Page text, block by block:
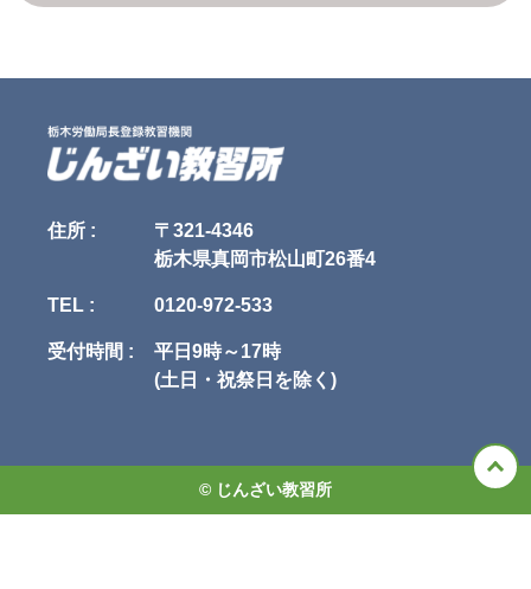
ます。
1.人の生命、身体または財産の保護のために必要がある場合であって、本
人の同意を得ることが困難であるとき
2.公衆衛生の向上または児童の健全な育成の推進のために特に必要がある
3.国の機関もしくは地方公共団体またはその委託を受けた者が法令の定め
る事務を遂行することに対して協力する必要がある場合であって、本人の
同意を得ることにより当該事務の遂行に支障を及ぼすおそれがあるとき
届出をしたとき
2.第三者に提供されるデータの項目
3.第三者への提供の手段または方法
4.本人の求めに応じて個人情報の第三者への提供を停止すること
1.当社が利用目的の達成に必要な範囲内において個人情報の取扱いの全
部または一部を委託する場合
2.合併その他の事由による事業の承継に伴って個人情報が提供される場
1. 当社が本規約に付帯関連して別途定める諸規約（以下「諸規約」といい
1. 当社は、当社の裁量により本規約を変更できるものとします。
2. 当社は、前項による本規約の変更にあたり、変更後の本規約の効力発生
日の1か月前 までに、本規約を変更する旨、および変更後の本規約の内容
子メールで通知します。
3. 変更後の本規約の効力発生日以降に、申込者または受講者が本サービス
を利用したときは、本規約の変更に同意したものとみなします。
第5条（当社提供情報）
ラム、テキストその他の教材、写真、イラスト類、画像、映像を含みます
がこれらに限られません。以下「当社提供情報」といいます）に関する、
著作権（著作権法第27条および第28条に定める権利を含みます。以下同
2. 当社は、当社提供情報について、その完全性、正確性、有用性、特定目
的適合性、第三者の権利の非侵害性等を一切、保証せず、またこれらを調
査する義務を負わないものとします。
3. 申込者および受講者は、当社提供情報を、当社の事前の承諾を得ること
住所 :
〒321-4346
栃木県真岡市松山町26番4
TEL : 0120-972-533
受付時間 :
平日9時～17時
(土日・祝祭日を除く)
© じんざい教習所